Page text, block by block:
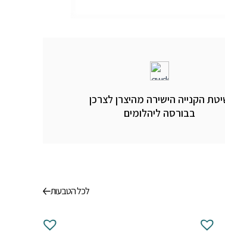
הקנייה הישירה מהיצרן לצרכן
בבורסה ליהלומים
לכל הטבעות